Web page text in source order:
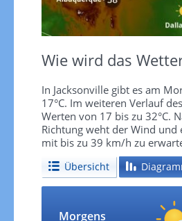
Wie wird das
In Jacksonville gibt es am
17°C. Im weiteren Verlauf
Werten von 17 bis zu 32°C.
Richtung weht der Wind
mit bis zu 39 km/h zu
Übersicht
Morgens